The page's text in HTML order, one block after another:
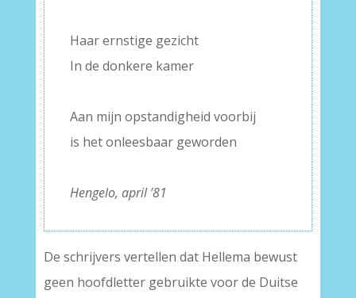
Haar ernstige gezicht
In de donkere kamer
Aan mijn opstandigheid voorbij
is het onleesbaar geworden
Hengelo, april ’81
De schrijvers vertellen dat Hellema bewust
geen hoofdletter gebruikte voor de Duitse